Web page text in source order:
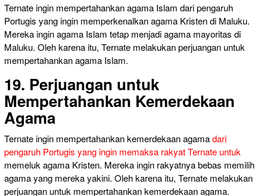
Ternate ingin mempertahankan agama Islam dari pengaruh
Portugis yang ingin memperkenalkan agama Kristen di Maluku.
Mereka ingin agama Islam tetap menjadi agama mayoritas di
Maluku. Oleh karena itu, Ternate melakukan perjuangan untuk
mempertahankan agama Islam.
19. Perjuangan untuk
Mempertahankan Kemerdekaan
Agama
Ternate ingin mempertahankan kemerdekaan agamadari
pengaruh Portugis yang ingin memaksa rakyat Ternate untuk
memeluk agama Kristen. Mereka ingin rakyatnya bebas memilih
agama yang mereka yakini. Oleh karena itu, Ternate melakukan
perjuangan untuk mempertahankan kemerdekaan agama.